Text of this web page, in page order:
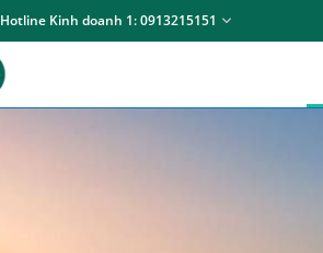
Hotline Kinh doanh 1: 0913215151